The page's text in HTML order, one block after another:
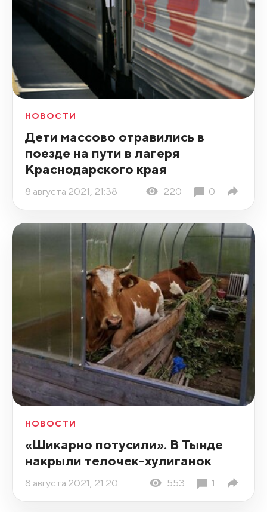
НОВОСТИ
Дети массово отравились в
поезде на пути в лагеря
Краснодарского края
8 августа 2021, 21:38 220 0
НОВОСТИ
«Шикарно потусили». В Тынде
накрыли телочек-хулиганок
8 августа 2021, 21:20 553 1